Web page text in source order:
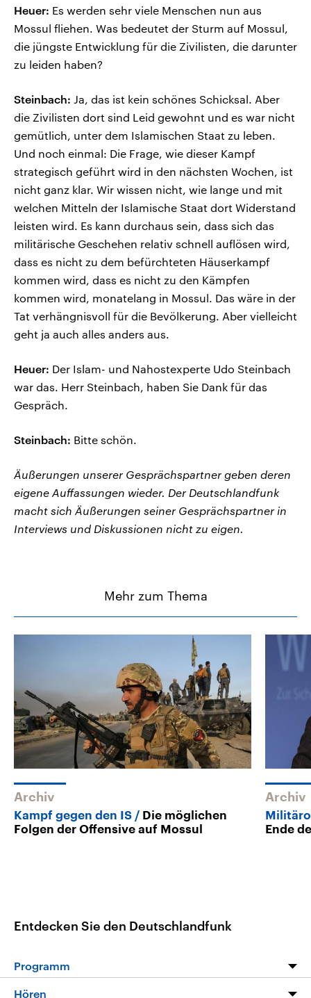
Heuer: Es werden sehr viele Menschen nun aus
Mossul fliehen. Was bedeutet der Sturm auf Mossul,
die jüngste Entwicklung für die Zivilisten, die darunter
zu leiden haben?
Steinbach: Ja, das ist kein schönes Schicksal. Aber
die Zivilisten dort sind Leid gewohnt und es war nicht
gemütlich, unter dem Islamischen Staat zu leben.
Und noch einmal: Die Frage, wie dieser Kampf
strategisch geführt wird in den nächsten Wochen, ist
nicht ganz klar. Wir wissen nicht, wie lange und mit
welchen Mitteln der Islamische Staat dort Widerstand
leisten wird. Es kann durchaus sein, dass sich das
militärische Geschehen relativ schnell auflösen wird,
dass es nicht zu dem befürchteten Häuserkampf
kommen wird, dass es nicht zu den Kämpfen
kommen wird, monatelang in Mossul. Das wäre in der
Tat verhängnisvoll für die Bevölkerung. Aber vielleicht
geht ja auch alles anders aus.
Heuer: Der Islam- und Nahostexperte Udo Steinbach
war das. Herr Steinbach, haben Sie Dank für das
Gespräch.
Steinbach: Bitte schön.
Äußerungen unserer Gesprächspartner geben deren
eigene Auffassungen wieder. Der Deutschlandfunk
macht sich Äußerungen seiner Gesprächspartner in
Interviews und Diskussionen nicht zu eigen.
Mehr zum Thema
Archiv
Kampf gegen den IS
Die möglichen
Folgen der Offensive auf Mossul
Archiv
Ende
Entdecken Sie den Deutschlandfunk
Programm
Programm
Hören